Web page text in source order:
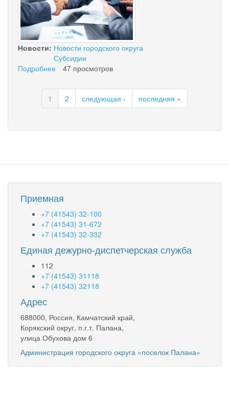
Новости: Новости городского округа
Субсидии
Подробнее
о
предоставлении
субсидии
выполнение
теплоснабжения
47 просмотров
1 2 следующая › последняя »
Приемная
+7 (41543) 32-100
+7 (41543) 31-672
+7 (41543) 32-332
Единая дежурно-диспетчерская служба
112
+7 (41543) 31118
+7 (41543) 32118
Адрес
688000, Россия, Камчатский край,
Корякский округ, п.г.т. Палана,
улица Обухова дом 6
Администрация городского округа «поселок Палана»